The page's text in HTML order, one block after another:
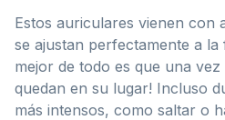
Estos auriculares vienen con
se ajustan perfectamente a
mejor de todo es que una vez
quedan en su lugar! Incluso
más intensos, como saltar o